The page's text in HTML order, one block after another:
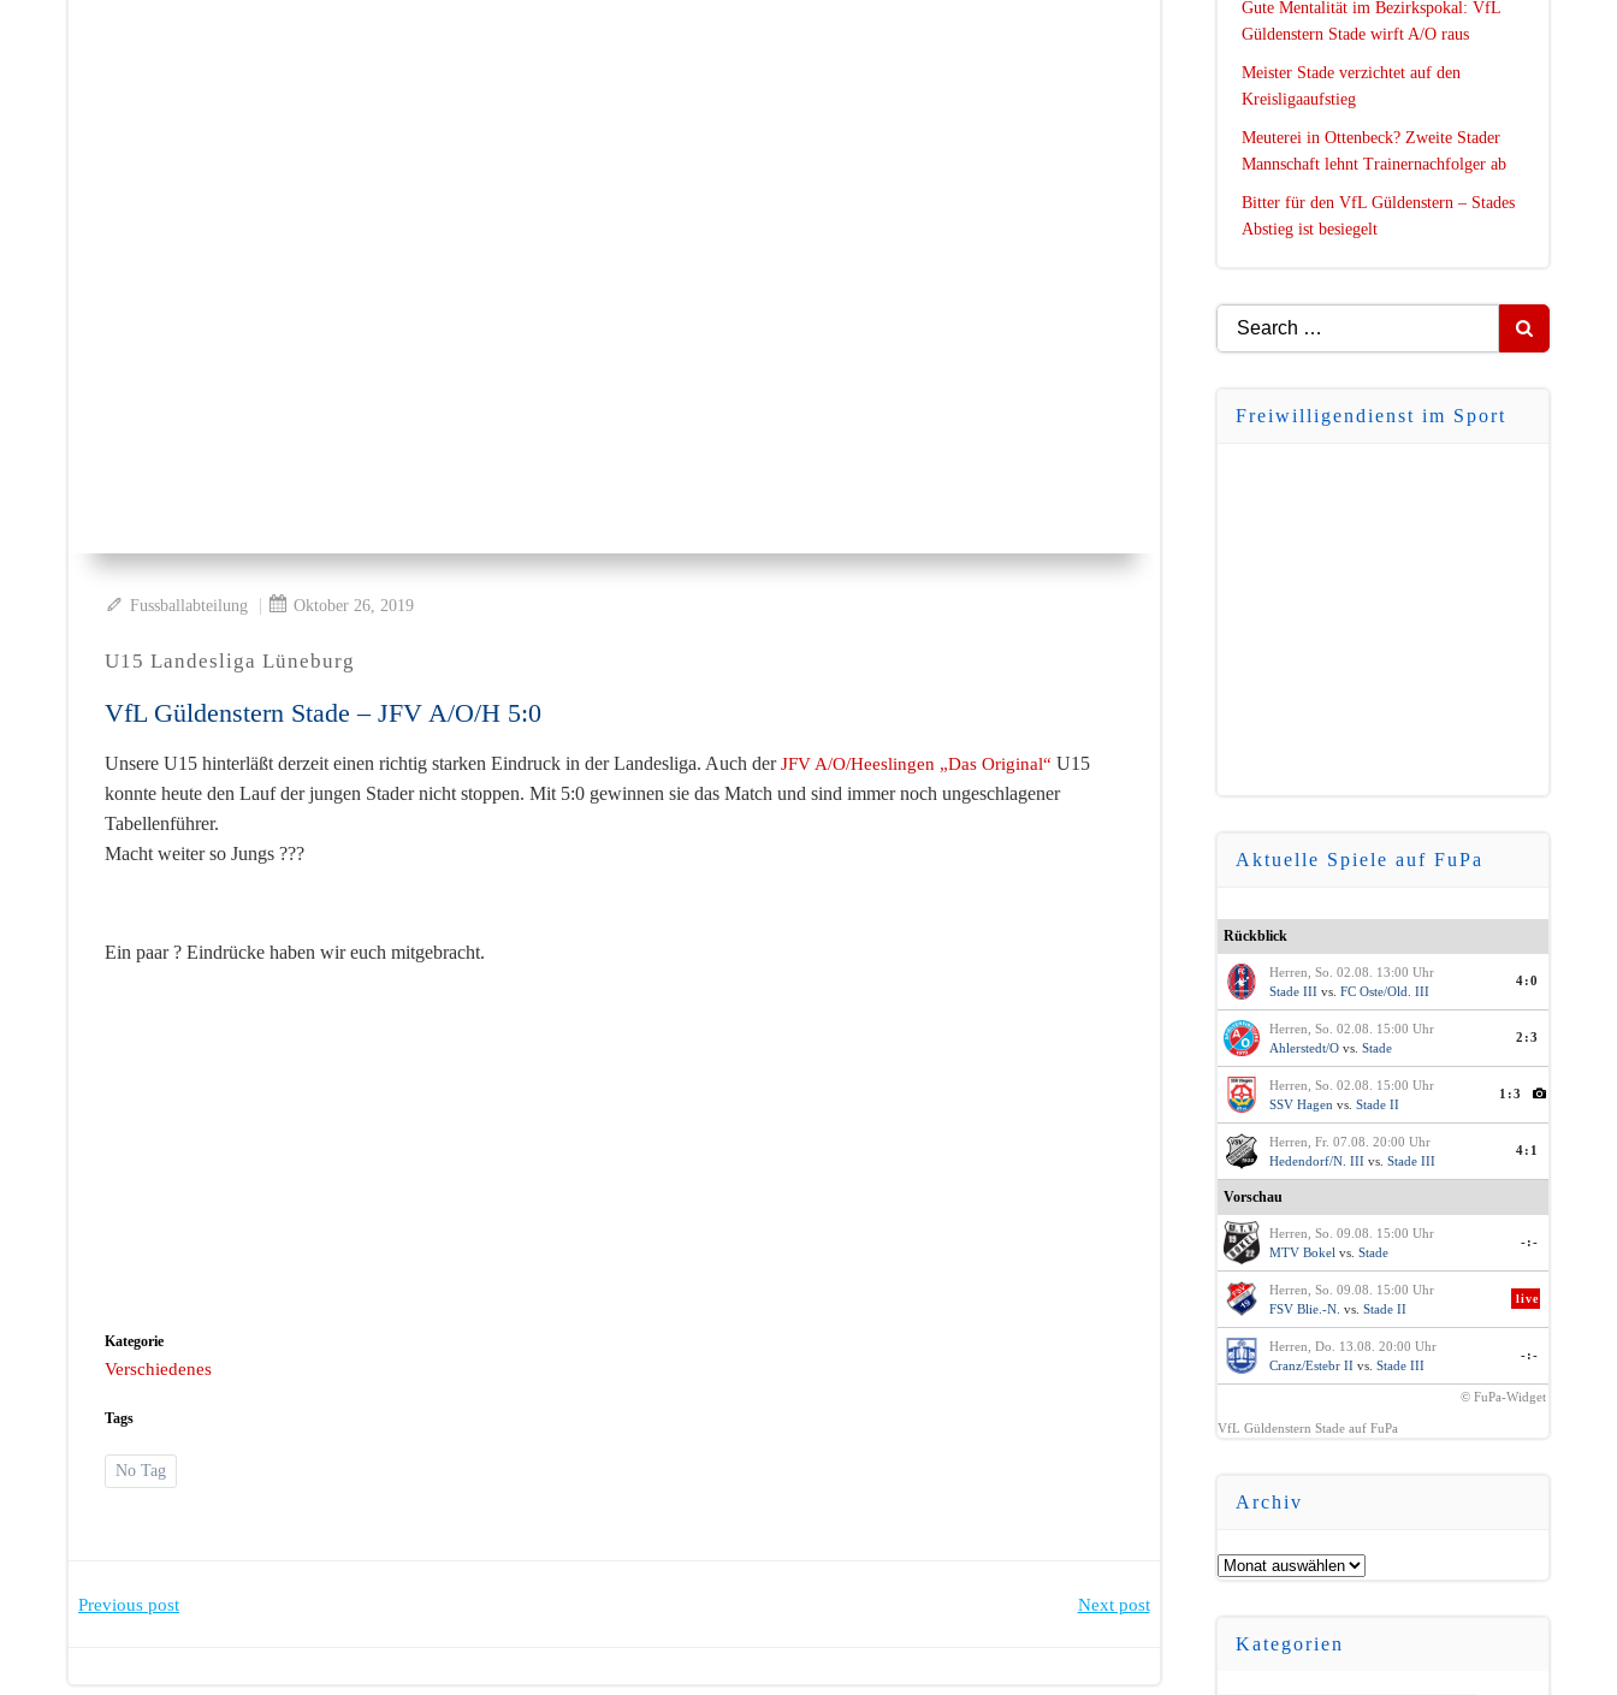
Fussballabteilung | Oktober 26, 2019
U15 Landesliga Lüneburg
VfL Güldenstern Stade – JFV A/O/H 5:0
Unsere U15 hinterläßt derzeit einen richtig starken Eindruck in der Landesliga. Auch derJFV A/O/Heeslingen „Das Original“ U15
konnte heute den Lauf der jungen Stader nicht stoppen. Mit 5:0 gewinnen sie das Match und sind immer noch ungeschlagener
Tabellenführer.
Macht weiter so Jungs ???
Ein paar? Eindrücke haben wir euch mitgebracht.
Kategorie
Verschiedenes
Tags
No Tag
Post
Previous post Next post
Gute Mentalität im Bezirkspokal: VfL
Güldenstern Stade wirft A/O raus
Meister Stade verzichtet auf den
Kreisligaaufstieg
Meuterei in Ottenbeck? Zweite Stader
Mannschaft lehnt Trainernachfolger ab
Bitter für den VfL Güldenstern – Stades
Abstieg ist besiegelt
Search
for:
Freiwilligendienst im Sport
Aktuelle Spiele auf FuPa
Rückblick
Herren, So. 02.08. 13:00 Uhr
Stade III vs. FC Oste/Old. III
4:0
Herren, So. 02.08. 15:00 Uhr
Ahlerstedt/Ovs. Stade
2:3
Herren, So. 02.08. 15:00 Uhr
SSV Hagen vs. Stade II
1:3
Herren, Fr. 07.08. 20:00 Uhr
Hedendorf/N. III vs. Stade III
4:1
Vorschau
Herren, So. 09.08. 15:00 Uhr
MTV Bokel vs. Stade
-:-
Herren, So. 09.08. 15:00 Uhr
FSV Blie.-N. vs. Stade II
live
Herren, Do. 13.08. 20:00 Uhr
Cranz/Estebr II vs. Stade III
-:-
© FuPa-Widget
VfL Güldenstern Stade auf FuPa
Archiv
Archiv
Kategorien